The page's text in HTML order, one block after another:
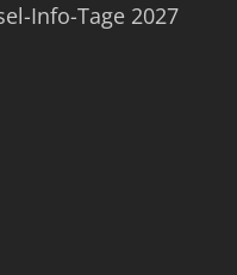
Info-Tage 2027